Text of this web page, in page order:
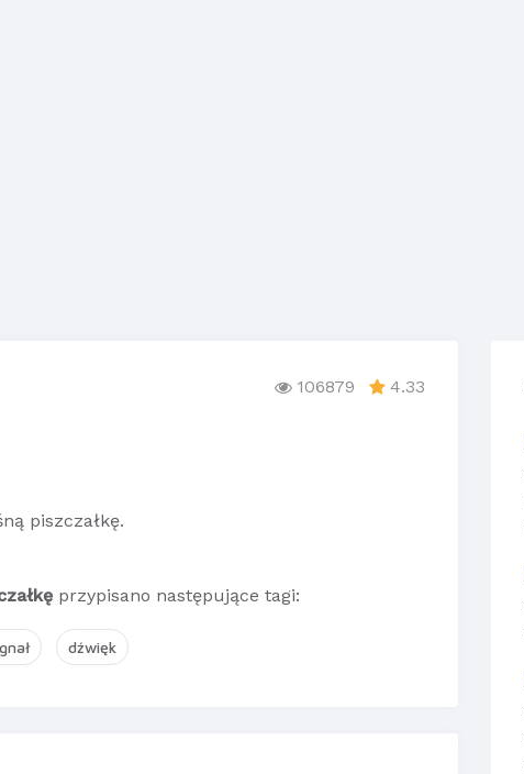
106879 4.33
piszczałkę.
przypisano następujące tagi:
dźwięk